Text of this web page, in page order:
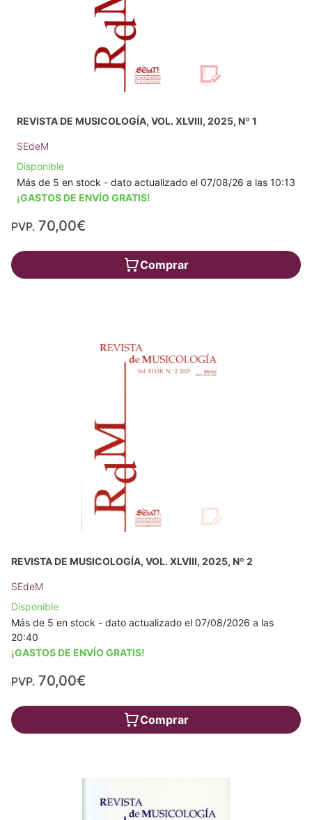
REVISTA DE MUSICOLOGÍA, VOL. XLVIII, 2025, Nº 1
SEdeM
Disponible
Más de 5 en stock - dato actualizado el 07/08/26 a las 10:13
¡GASTOS DE ENVÍO GRATIS!
PVP. 70,00€
Comprar
REVISTA DE MUSICOLOGÍA, VOL. XLVIII, 2025, Nº 2
SEdeM
Disponible
Más de 5 en stock - dato actualizado el 07/08/2026 a las
20:40
¡GASTOS DE ENVÍO GRATIS!
PVP. 70,00€
Comprar